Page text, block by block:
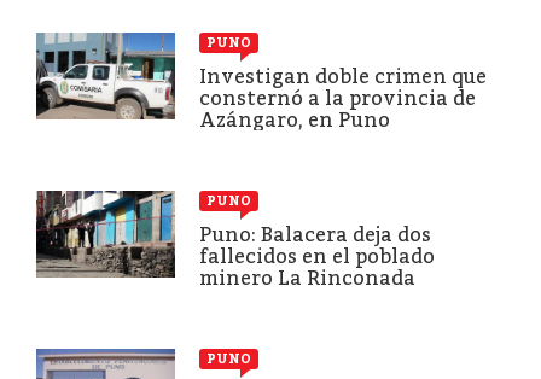
PUNO
Investigan doble crimen que
consternó a la provincia de
Azángaro, en Puno
PUNO
Puno: Balacera deja dos
fallecidos en el poblado
minero La Rinconada
PUNO